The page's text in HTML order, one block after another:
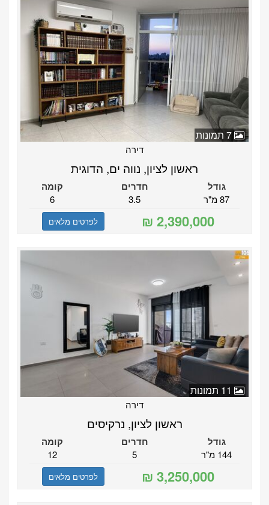
7 תמונות
דירה
ראשון לציון, נווה ים, הדוגית
גודל
87 מ"ר
חדרים
3.5
קומה
6
לפרטים מלאים
דירה
ראשון לציון, נרקיסים
גודל
144 מ"ר
חדרים
5
קומה
12
לפרטים מלאים